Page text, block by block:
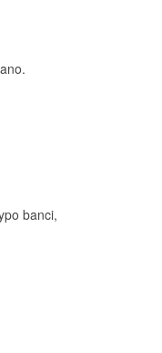
banci,